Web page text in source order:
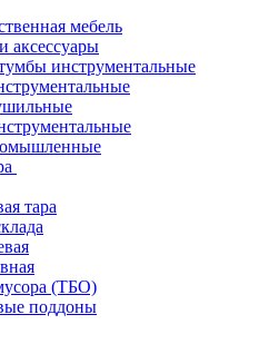
мебель
аксессуары
инструментальные
тара
(ТБО)
поддоны